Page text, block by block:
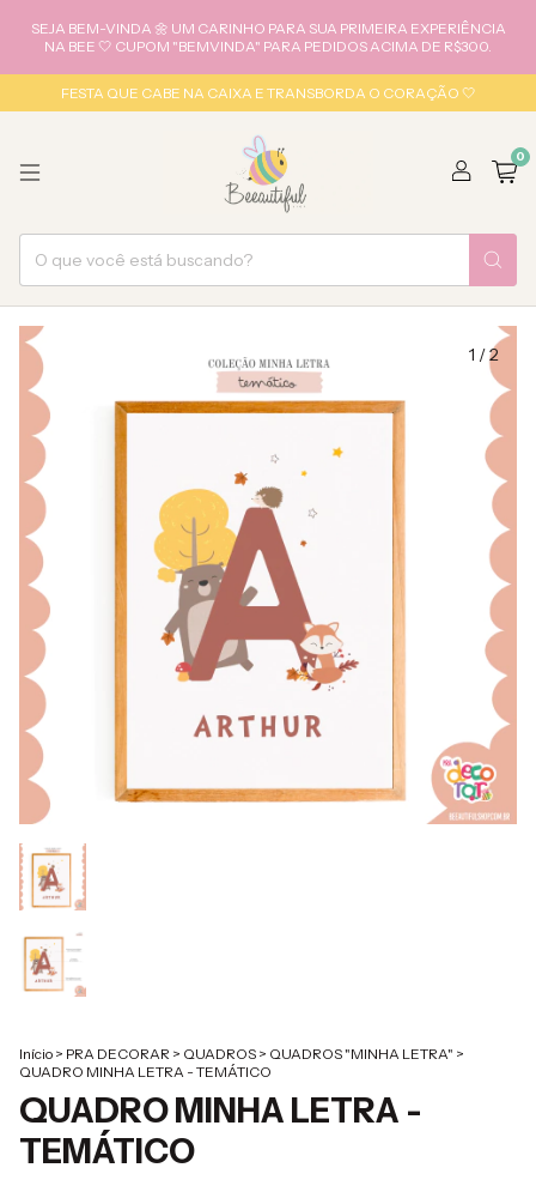
SEJA BEM-VINDA 🌼 UM CARINHO PARA SUA PRIMEIRA EXPERIÊNCIA
NA BEE 🤍 CUPOM "BEMVINDA" PARA PEDIDOS ACIMA DE R$300.
FESTA QUE CABE NA CAIXA E TRANSBORDA O CORAÇÃO 🤍
0
1 /2
Início > PRA DECORAR > QUADROS > QUADROS "MINHA LETRA" >
QUADRO MINHA LETRA - TEMÁTICO
QUADRO MINHA LETRA -
TEMÁTICO